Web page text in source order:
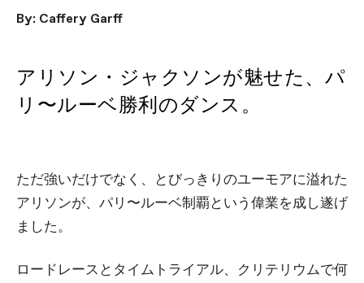
By: Caffery Garff
アリソン・ジャクソンが魅せた、パ
リ〜ルーベ勝利のダンス。
ただ強いだけでなく、とびっきりのユーモアに溢れた
アリソンが、パリ〜ルーベ制覇という偉業を成し遂げ
ました。
ロードレースとタイムトライアル、クリテリウムで何